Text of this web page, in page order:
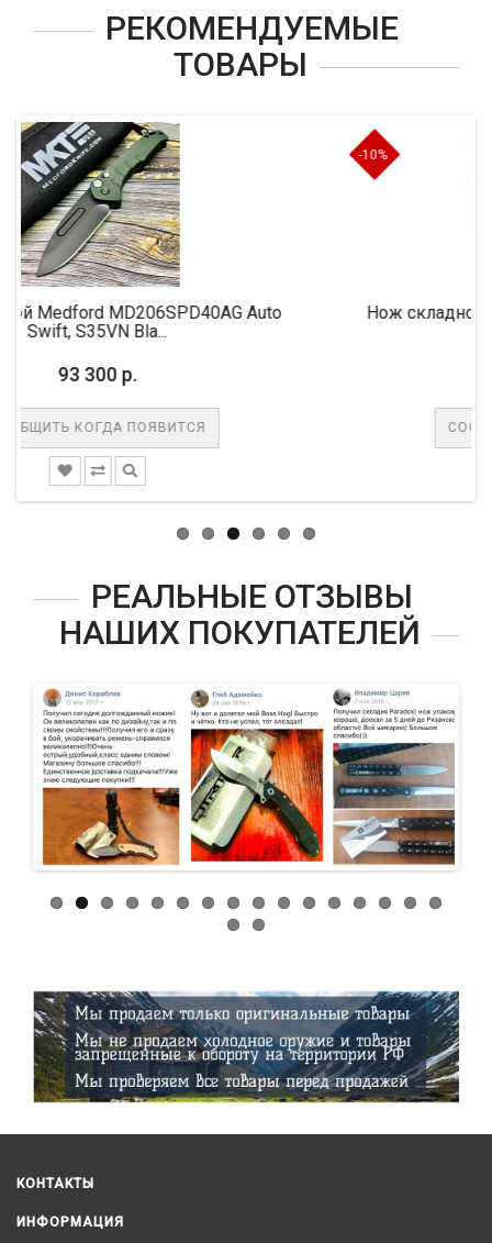
РЕКОМЕНДУЕМЫЕ
ТОВАРЫ
Auto
Bla...
Нож складной MicroTech
СООБЩИТЬ КОГДА
РЕАЛЬНЫЕ ОТЗЫВЫ
НАШИХ ПОКУПАТЕЛЕЙ
КОНТАКТЫ
ИНФОРМАЦИЯ